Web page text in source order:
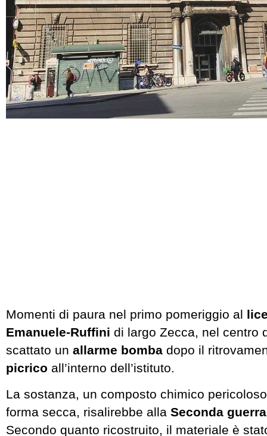
Momenti di paura nel primo pomeriggio al
Emanuele-Ruffini di largo Zecca, nel centro
scattato un allarme bomba dopo il
picrico all’interno dell’istituto.
La sostanza, un composto chimico
forma secca, risalirebbe alla Seconda
Secondo quanto ricostruito, il materiale è